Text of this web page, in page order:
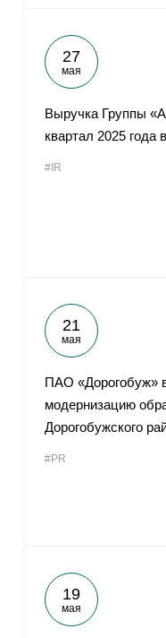
27
мая
Выручка Группы
квартал 2025 года
#IR
21
мая
ПАО «Дорогобуж»
модернизацию
Дорогобужского
#PR
19
мая